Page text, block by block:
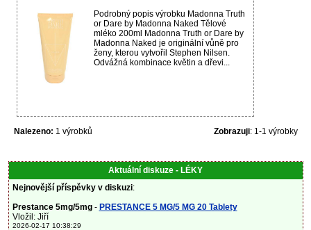
Podrobný popis výrobku Madonna Truth
or Dare by Madonna Naked Tělové
mléko 200ml Madonna Truth or Dare by
Madonna Naked je originální vůně pro
ženy, kterou vytvořil Stephen Nilsen.
Odvážná kombinace květin a dřevi...
Nalezeno: 1 výrobků Zobrazuji: 1-1 výrobky
Aktuální diskuze - LÉKY
Nejnovější příspěvky v diskuzi:
Prestance 5mg/5mg- PRESTANCE 5 MG/5 MG 20 Tablety
Vložil: Jiří
2026-02-17 10:38:29